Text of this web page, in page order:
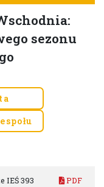
sezonu
IEŚ 393
PDF